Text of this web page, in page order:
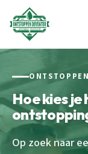
Hoe kies je
Op zoek naar